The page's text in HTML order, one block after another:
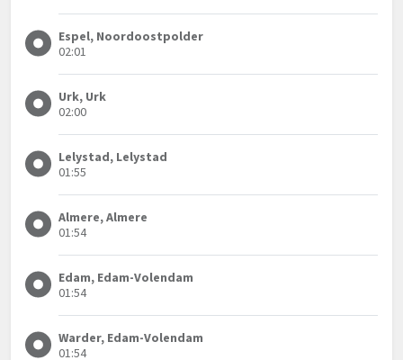
Espel, Noordoostpolder
02:01
Urk, Urk
02:00
Lelystad, Lelystad
01:55
Almere, Almere
01:54
Edam, Edam-Volendam
01:54
Warder, Edam-Volendam
01:54